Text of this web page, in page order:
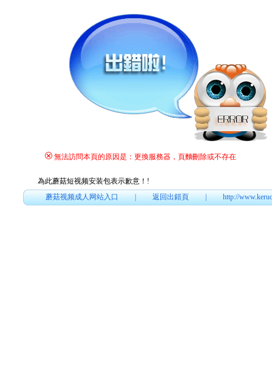
無法訪問本頁的原因是：更換服務器，頁麵刪除或不存在
為此蘑菇短视频安装包表示歉意！ !
蘑菇视频成人网站入口|返回出錯頁|http://